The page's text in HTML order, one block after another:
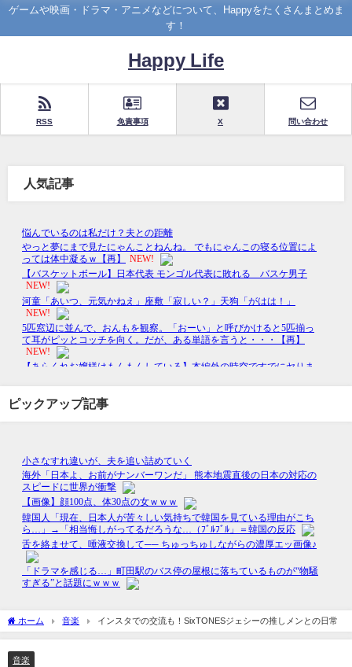
ゲームや映画・ドラマ・アニメなどについて、Happyをたくさんまとめま
す！
Happy Life
RSS 免責事項 X 問い合わせ
人気記事
ピックアップ記事
ホーム 音楽 インスタでの交流も！SixTONESジェシーの推しメンとの日常
音楽